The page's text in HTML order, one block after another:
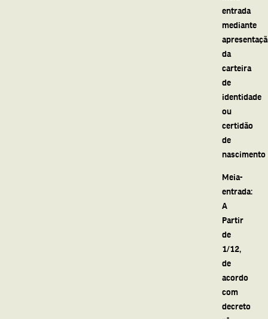
entrada
mediante
da
carteira
de
identidade
ou
certidão
de
nascimento
Meia-
entrada:
A
Partir
de
1/12,
de
acordo
com
decreto